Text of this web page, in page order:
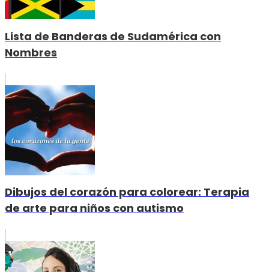
Lista de Banderas de Sudamérica con
Nombres
Dibujos del corazón para colorear: Terapia
de arte para niños con autismo